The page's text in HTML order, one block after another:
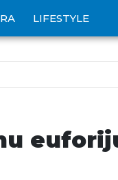
LIFESTYLE